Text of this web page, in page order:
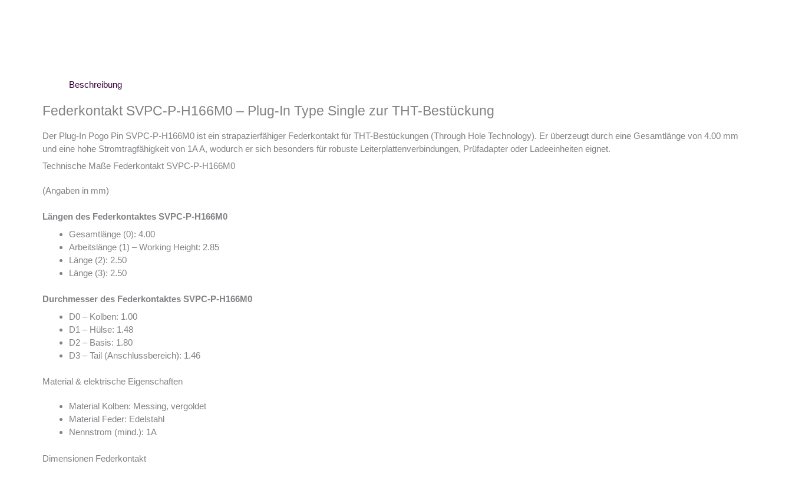
Beschreibung
Federkontakt SVPC-P-H166M0 – Plug-In Type Single zur THT-Bestückung
Der Plug-In Pogo Pin SVPC-P-H166M0 ist ein strapazierfähiger Federkontakt für THT-Bestückungen (Through Hole Technology). Er überzeugt durch eine Gesamtlänge von 4.00 mm
und eine hohe Stromtragfähigkeit von 1A A, wodurch er sich besonders für robuste Leiterplattenverbindungen, Prüfadapter oder Ladeeinheiten eignet.
Technische Maße Federkontakt SVPC-P-H166M0
(Angaben in mm)
Längen des Federkontaktes SVPC-P-H166M0
Gesamtlänge (0): 4.00
Arbeitslänge (1) – Working Height: 2.85
Länge (2): 2.50
Länge (3): 2.50
Durchmesser des Federkontaktes SVPC-P-H166M0
D0 – Kolben: 1.00
D1 – Hülse: 1.48
D2 – Basis: 1.80
D3 – Tail (Anschlussbereich): 1.46
Material & elektrische Eigenschaften
Material Kolben: Messing, vergoldet
Material Feder: Edelstahl
Nennstrom (mind.): 1A
Dimensionen Federkontakt